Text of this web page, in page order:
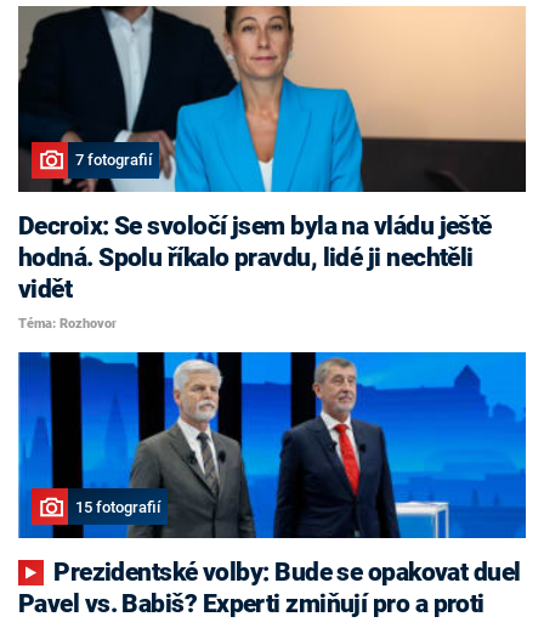
7 fotografií
Decroix: Se svoločí jsem byla na vládu ještě
hodná. Spolu říkalo pravdu, lidé ji nechtěli
vidět
Téma: Rozhovor
15 fotografií
Pavel vs. Babiš? Experti zmiňují pro a proti